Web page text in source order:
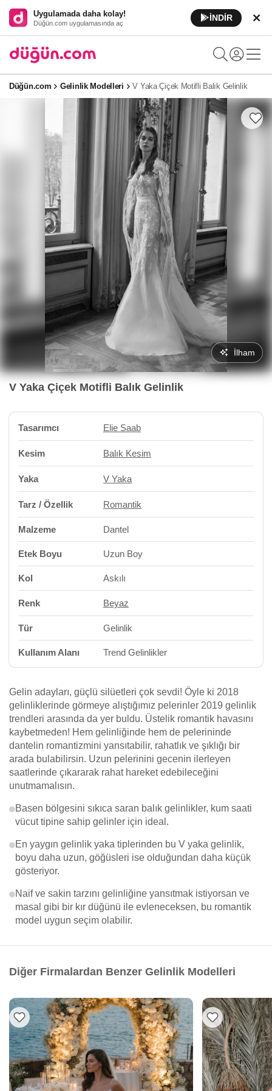
Uygulamada daha kolay!
Düğün.com uygulamasında aç
İNDİR
Düğün.com Gelinlik Modelleri V Yaka Çiçek Motifli Balık Gelinlik
İlham
V Yaka Çiçek Motifli Balık Gelinlik
Tasarımcı Elie Saab
Kesim Balık Kesim
Yaka V Yaka
Tarz / Özellik Romantik
Malzeme Dantel
Etek Boyu Uzun Boy
Kol Askılı
Renk Beyaz
Tür Gelinlik
Kullanım Alanı Trend Gelinlikler
Gelin adayları, güçlü silüetleri çok sevdi! Öyle ki 2018
gelinliklerinde görmeye alıştığımız pelerinler 2019 gelinlik
trendleri arasında da yer buldu. Üstelik romantik havasını
kaybetmeden! Hem gelinliğinde hem de pelerininde
dantelin romantizmini yansıtabilir, rahatlık ve şıklığı bir
arada bulabilirsin. Uzun pelerinini gecenin ilerleyen
saatlerinde çıkararak rahat hareket edebileceğini
unutmamalısın.
Basen bölgesini sıkıca saran balık gelinlikler, kum saati
vücut tipine sahip gelinler için ideal.
En yaygın gelinlik yaka tiplerinden bu V yaka gelinlik,
boyu daha uzun, göğüsleri ise olduğundan daha küçük
gösteriyor.
Naif ve sakin tarzını gelinliğine yansıtmak istiyorsan ve
masal gibi bir kır düğünü ile evleneceksen, bu romantik
model uygun seçim olabilir.
Diğer Firmalardan Benzer Gelinlik Modelleri